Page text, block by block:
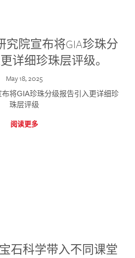
究院宣布将GIA珍珠分
详细珍珠层评级。
May 18, 2025
将GIA珍珠分级报告引入更详细珍
珠层评级
阅读更多
宝石科学带入不同课堂